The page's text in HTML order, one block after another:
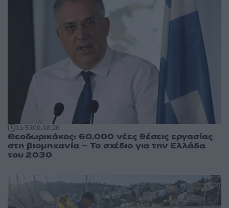
11:5009.08.26
Θεοδωρικάκος: 60.000 νέες θέσεις εργασίας
στη βιομηχανία – Το σχέδιο για την Ελλάδα
του 2030